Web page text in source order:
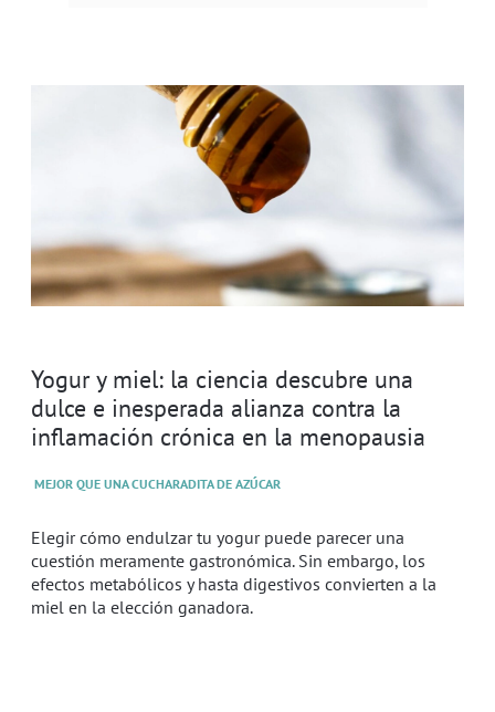
Yogur y miel: la ciencia descubre una
dulce e inesperada alianza contra la
inflamación crónica en la menopausia
MEJOR QUE UNA CUCHARADITA DE AZÚCAR
Elegir cómo endulzar tu yogur puede parecer una
cuestión meramente gastronómica. Sin embargo, los
efectos metabólicos y hasta digestivos convierten a la
miel en la elección ganadora.